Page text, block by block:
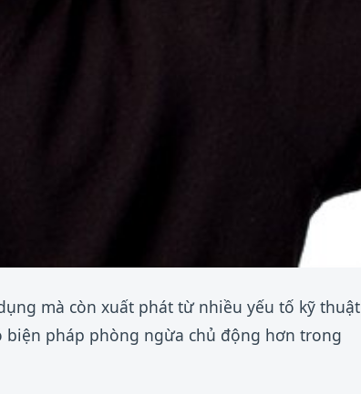
mà còn xuất phát từ nhiều yếu tố kỹ thuật
pháp phòng ngừa chủ động hơn trong